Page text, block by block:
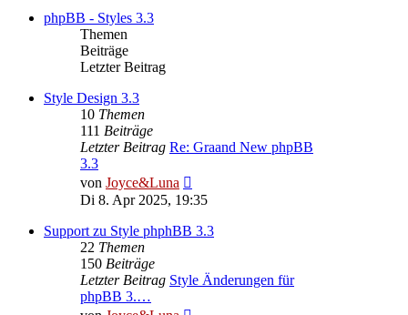
phpBB - Styles 3.3
Themen
Beiträge
Letzter Beitrag
Style Design 3.3
10 Themen
111 Beiträge
Letzter Beitrag Re: Graand New phpBB
3.3
von Joyce&Luna
Beitrag
Di 8. Apr 2025, 19:35
Support zu Style phphBB 3.3
22 Themen
150 Beiträge
Letzter Beitrag Style Änderungen für
phpBB 3.…